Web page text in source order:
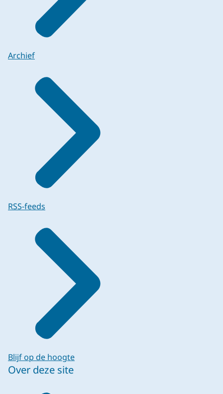
Archief
RSS-feeds
Blijf op de hoogte
Over deze site